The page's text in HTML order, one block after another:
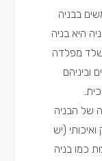
בבניה
היא בניה
שלד מפלדה
וביניהם
של הבניה
(יש
כמו בניה